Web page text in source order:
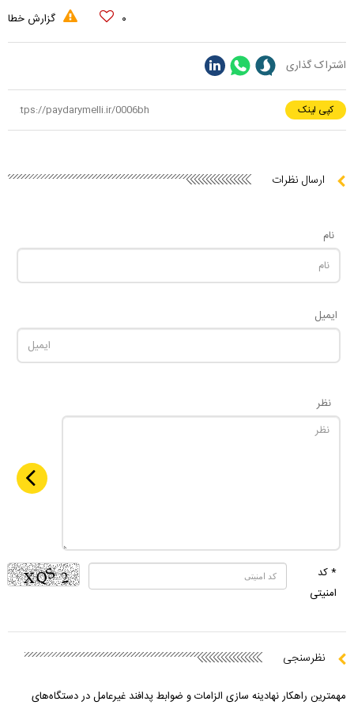
۰ گزارش خطا
اشتراک گذاری
کپی لینک
ارسال نظرات
نام
ایمیل
نظر
* کد
امنیتی
نظرسنجی
مهمترین راهکار نهادینه سازی الزامات و ضوابط پدافند غیرعامل در دستگاه‌های